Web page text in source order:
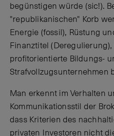
begünstigen würde (sic!).
"republikanischen" Korb
Energie (fossil), Rüstung
Finanztitel
profitorientierte Bildungs-
Strafvollzugsunternehmen
Man erkennt im Verhalten
Kommunikationsstil der
dass Kriterien des
privaten Investoren nicht